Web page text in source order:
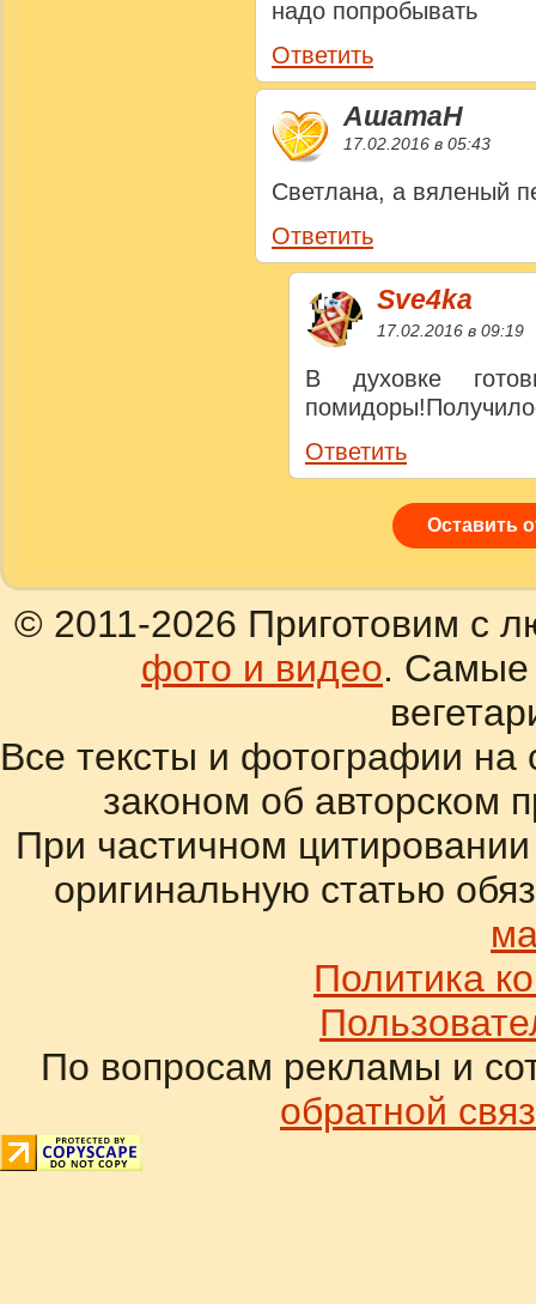
надо попробывать
Ответить
АшатаН
17.02.2016 в 05:43
Светлана, а вяленый
Ответить
Sve4ka
17.02.2016 в 09:19
В духовке
Ответить
Оставить
© 2011-2026 Приготовим с
фото и видео. Самые
Все тексты и фотографии
законом об авторском
При частичном
оригинальную статью
Политика
По вопросам рекламы и
обратной